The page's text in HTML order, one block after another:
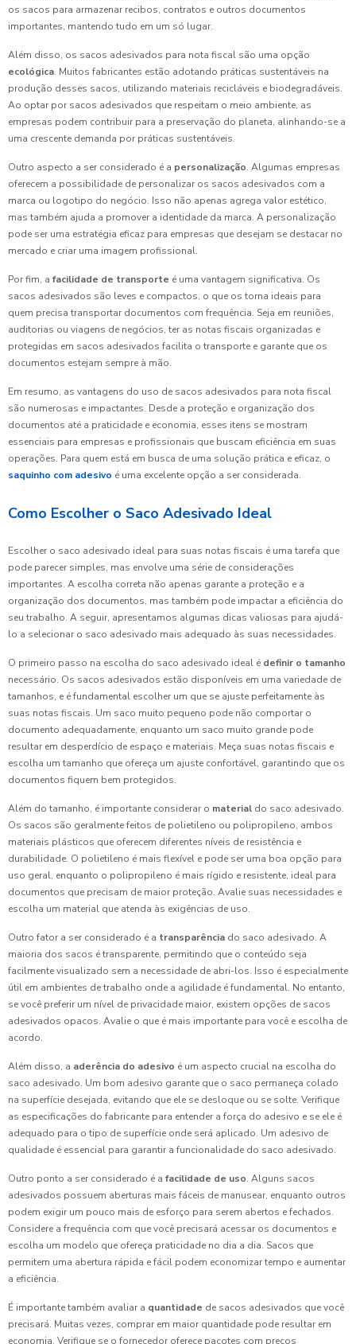
os sacos para armazenar recibos, contratos e outros documentos
importantes, mantendo tudo em um só lugar.
Além disso, os sacos adesivados para nota fiscal são uma opção
ecológica. Muitos fabricantes estão adotando práticas sustentáveis na
produção desses sacos, utilizando materiais recicláveis e biodegradáveis.
Ao optar por sacos adesivados que respeitam o meio ambiente, as
empresas podem contribuir para a preservação do planeta, alinhando-se a
uma crescente demanda por práticas sustentáveis.
Outro aspecto a ser considerado é a personalização. Algumas empresas
oferecem a possibilidade de personalizar os sacos adesivados com a
marca ou logotipo do negócio. Isso não apenas agrega valor estético,
mas também ajuda a promover a identidade da marca. A personalização
pode ser uma estratégia eficaz para empresas que desejam se destacar no
mercado e criar uma imagem profissional.
Por fim, a facilidade de transporte é uma vantagem significativa. Os
sacos adesivados são leves e compactos, o que os torna ideais para
quem precisa transportar documentos com frequência. Seja em reuniões,
auditorias ou viagens de negócios, ter as notas fiscais organizadas e
protegidas em sacos adesivados facilita o transporte e garante que os
documentos estejam sempre à mão.
Em resumo, as vantagens do uso de sacos adesivados para nota fiscal
são numerosas e impactantes. Desde a proteção e organização dos
documentos até a praticidade e economia, esses itens se mostram
essenciais para empresas e profissionais que buscam eficiência em suas
operações. Para quem está em busca de uma solução prática e eficaz, o
saquinho com adesivo é uma excelente opção a ser considerada.
Como Escolher o Saco Adesivado Ideal
Escolher o saco adesivado ideal para suas notas fiscais é uma tarefa que
pode parecer simples, mas envolve uma série de considerações
importantes. A escolha correta não apenas garante a proteção e a
organização dos documentos, mas também pode impactar a eficiência do
seu trabalho. A seguir, apresentamos algumas dicas valiosas para ajudá-
lo a selecionar o saco adesivado mais adequado às suas necessidades.
O primeiro passo na escolha do saco adesivado ideal é definir o tamanho
necessário. Os sacos adesivados estão disponíveis em uma variedade de
tamanhos, e é fundamental escolher um que se ajuste perfeitamente às
suas notas fiscais. Um saco muito pequeno pode não comportar o
documento adequadamente, enquanto um saco muito grande pode
resultar em desperdício de espaço e materiais. Meça suas notas fiscais e
escolha um tamanho que ofereça um ajuste confortável, garantindo que os
documentos fiquem bem protegidos.
Além do tamanho, é importante considerar o material do saco adesivado.
Os sacos são geralmente feitos de polietileno ou polipropileno, ambos
materiais plásticos que oferecem diferentes níveis de resistência e
durabilidade. O polietileno é mais flexível e pode ser uma boa opção para
uso geral, enquanto o polipropileno é mais rígido e resistente, ideal para
documentos que precisam de maior proteção. Avalie suas necessidades e
escolha um material que atenda às exigências de uso.
Outro fator a ser considerado é a transparência do saco adesivado. A
maioria dos sacos é transparente, permitindo que o conteúdo seja
facilmente visualizado sem a necessidade de abri-los. Isso é especialmente
útil em ambientes de trabalho onde a agilidade é fundamental. No entanto,
se você preferir um nível de privacidade maior, existem opções de sacos
adesivados opacos. Avalie o que é mais importante para você e escolha de
acordo.
Além disso, a aderência do adesivo é um aspecto crucial na escolha do
saco adesivado. Um bom adesivo garante que o saco permaneça colado
na superfície desejada, evitando que ele se desloque ou se solte. Verifique
as especificações do fabricante para entender a força do adesivo e se ele é
adequado para o tipo de superfície onde será aplicado. Um adesivo de
qualidade é essencial para garantir a funcionalidade do saco adesivado.
Outro ponto a ser considerado é a facilidade de uso. Alguns sacos
adesivados possuem aberturas mais fáceis de manusear, enquanto outros
podem exigir um pouco mais de esforço para serem abertos e fechados.
Considere a frequência com que você precisará acessar os documentos e
escolha um modelo que ofereça praticidade no dia a dia. Sacos que
permitem uma abertura rápida e fácil podem economizar tempo e aumentar
a eficiência.
É importante também avaliar a quantidade de sacos adesivados que você
precisará. Muitas vezes, comprar em maior quantidade pode resultar em
economia. Verifique se o fornecedor oferece pacotes com preços